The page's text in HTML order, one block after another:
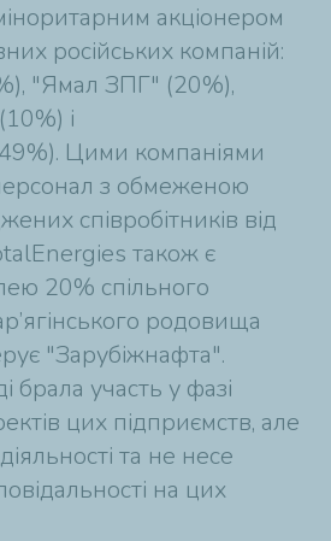
акціонером
російських компаній:
"Ямал ЗПГ" (20%),
і
Цими компаніями
з обмеженою
співробітників від
також є
20% спільного
родовища
"Зарубіжнафта".
брала участь у фазі
цих підприємств, але
та не несе
на цих